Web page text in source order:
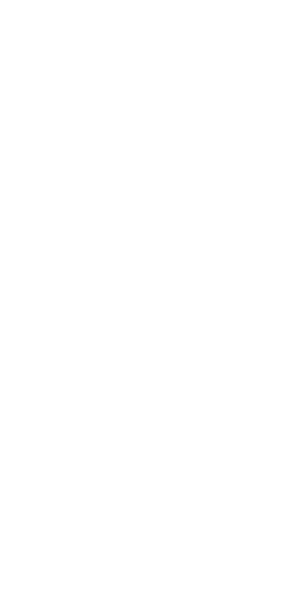
2.1. Les
Conseil à
2.2. Ces
autre
accordés.
3.1. Les
3.2. Elles
4.
4.1. Les
Plateforme.
4.2. En
reconnait
4.3. Tout